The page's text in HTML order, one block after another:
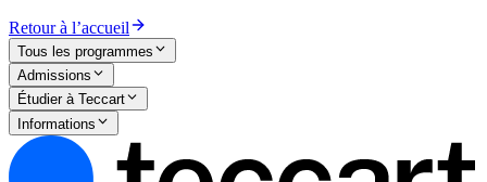
Retour à l’accueil
Tous les programmes
Admissions
Étudier à Teccart
Informations